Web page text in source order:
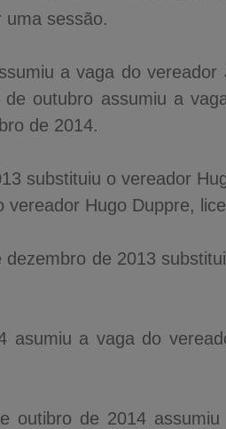
uma sessão.
a vaga do vereador
outubro assumiu a
de 2014.
substituiu o vereador
Hugo Duppre,
de 2013
a vaga do
outibro de 2014